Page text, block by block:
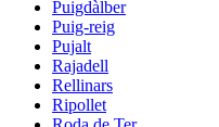
Puigdàlber
Puig-reig
Pujalt
Rajadell
Rellinars
Ripollet